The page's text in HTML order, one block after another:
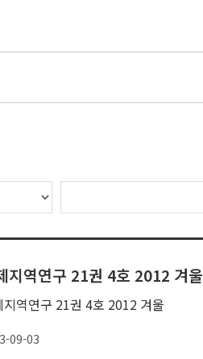
지역연구 21권 4호 2012 겨울
지역연구 21권 4호 2012 겨울
09-03